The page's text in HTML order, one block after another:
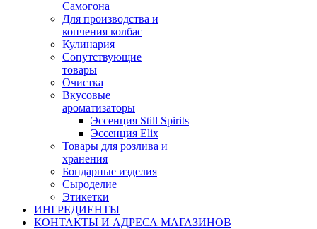
Самогона
Для производства и
копчения колбас
Кулинария
Сопутствующие
товары
Очистка
Вкусовые
ароматизаторы
Эссенция Still Spirits
Эссенция Elix
Товары для розлива и
хранения
Бондарные изделия
Cыроделие
Этикетки
ИНГРЕДИЕНТЫ
КОНТАКТЫ И АДРЕСА МАГАЗИНОВ